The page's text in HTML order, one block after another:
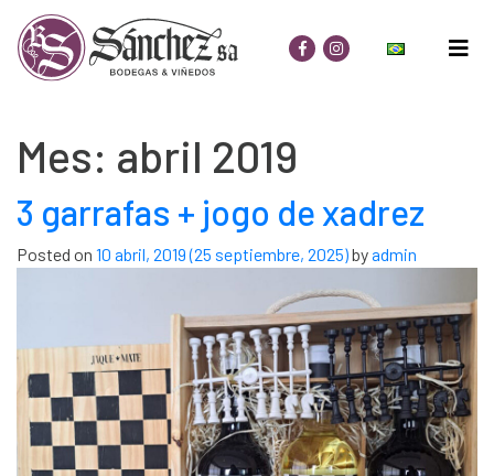
Mes: abril 2019
3 garrafas + jogo de xadrez
Posted on 10 abril, 2019(25 septiembre, 2025)byadmin